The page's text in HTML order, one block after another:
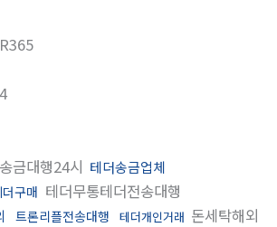
금대행24시 테더송금업체
더구매 테더무통테더전송대행
트론리플전송대행 테더개인거래 돈세탁해외